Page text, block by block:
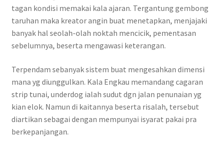
tagan kondisi memakai kala ajaran. Tergantung gembong
taruhan maka kreator angin buat menetapkan, menjajaki
banyak hal seolah-olah noktah mencicik, pementasan
sebelumnya, beserta mengawasi keterangan.
Terpendam sebanyak sistem buat mengesahkan dimensi
mana yg diunggulkan. Kala Engkau memandang cagaran
strip tunai, underdog ialah sudut dgn jalan penunaian yg
kian elok. Namun di kaitannya beserta risalah, tersebut
diartikan sebagai dengan mempunyai isyarat pakai pra
berkepanjangan.